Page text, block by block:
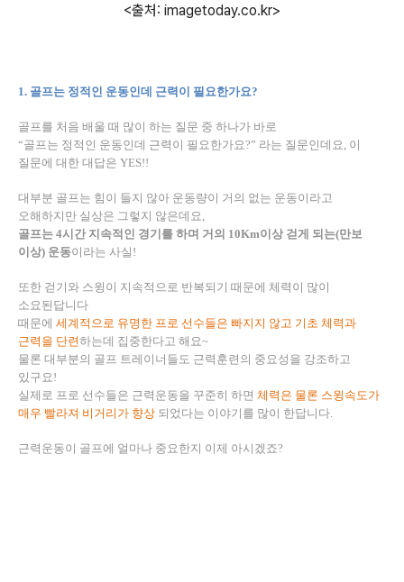
<출처: imagetoday.co.kr>
1. 골프는 정적인 운동인데 근력이 필요한가요?
골프를 처음 배울 때 많이 하는 질문 중 하나가 바로
“골프는 정적인 운동인데 근력이 필요한가요?” 라는 질문인데요 이
질문에 대한 대답은 YES!!
대부분 골프는 힘이 들지 않아 운동량이 거의 없는 운동이라고
오해하지만 실상은 그렇지 않은데요
골프는 4시간 지속적인 경기를 하며 거의 10Km이상 걷게 되는(만보
이상) 운동이라는 사실 !
또한 걷기와 스윙이 지속적으로 반복되기 때문에 체력이 많이
소요된답니다
때문에 세계적으로 유명한 프로 선수들은 빠지지 않고 기초 체력과
근력을 단련하는데 집중한다고 해요~
물론 대부분의 골프 트레이너들도 근력훈련의 중요성을 강조하고
있구요 !
실제로 프로 선수들은 근력운동을 꾸준히 하면 체력은 물론 스윙속도가
매우 빨라져 비거리가 향상 되었다는 이야기를 많이 한답니다
근력운동이 골프에 얼마나 중요한지 이제 아시겠죠?